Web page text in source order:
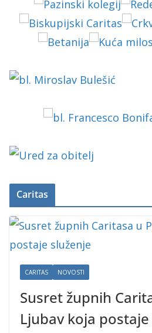
Caritas
CARITAS NOVOSTI
Susret župnih
Ljubav koja